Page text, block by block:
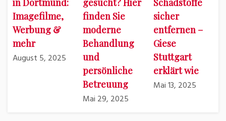
Imagefilme,
Werbung &
mehr
August 5, 2025
finden Sie
moderne
Behandlung
und
persönliche
Betreuung
Mai 29, 2025
sicher
entfernen –
Giese
Stuttgart
erklärt wie
Mai 13, 2025